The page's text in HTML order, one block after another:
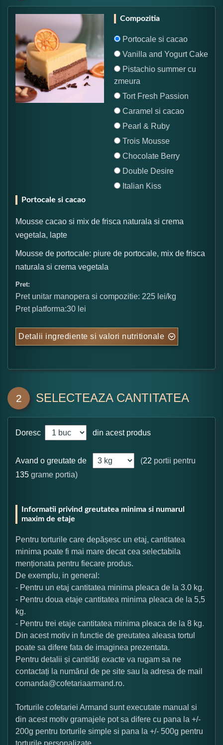
Compozitia
Portocale si cacao
Vanilla and Yogurt Cake
Pistachio summer cu
zmeura
Tort Fresh Passion
Caramel si cacao
Pearl & Ruby
Trois Mousse
Chocolate Berry
Double Desire
Italian Kiss
Portocale si cacao
Mousse cacao si mix de frisca naturala si crema
vegetala, lapte
Mousse de portocale: piure de portocale, mix de frisca
naturala si crema vegetala
Pret:
Pret unitar manopera si compozitie: 225 lei/kg
Pret platforma:30 lei
Detalii ingrediente si valori nutritionale
2 SELECTEAZA CANTITATEA
Doresc din acest produs
Avand o greutate de (22 portii pentru
135 grame portia)
Informatii privind greutatea minima si numarul
maxim de etaje
Pentru torturile care depășesc un etaj, cantitatea
minima poate fi mai mare decat cea selectabila
menționata pentru fiecare produs.
De exemplu, in general:
- Pentru un etaj cantitatea minima pleaca de la 3.0 kg.
- Pentru doua etaje cantitatea minima pleaca de la 5,5
kg.
- Pentru trei etaje cantitatea minima pleaca de la 8 kg.
Din acest motiv in functie de greutatea aleasa tortul
poate sa difere fata de imaginea prezentata.
Pentru detalii și cantități exacte va rugam sa ne
contactați la numărul de pe site sau la adresa de mail
comanda@cofetariaarmand.ro.
Torturile cofetariei Armand sunt executate manual si
din acest motiv gramajele pot sa difere cu pana la +/-
200g pentru torturile simple si pana la +/- 500g pentru
torturile personalizate.